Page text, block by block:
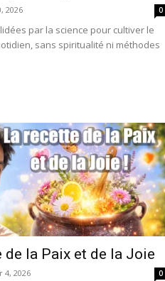
2026 0
par la science pour cultiver le
sans spiritualité ni méthodes
de la Paix et de la Joie
4, 2026 0